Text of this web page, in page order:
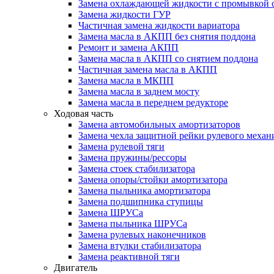
Замена охлаждающей жидкости с промывкой
Замена жидкости ГУР
Частичная замена жидкости вариатора
Замена масла в АКПП без снятия поддона
Ремонт и замена АКПП
Замена масла в АКПП со снятием поддона
Частичная замена масла в АКПП
Замена масла в МКПП
Замена масла в заднем мосту
Замена масла в переднем редукторе
Ходовая часть
Замена автомобильных амортизаторов
Замена чехла защитной рейки рулевого
Замена рулевой тяги
Замена пружины/рессоры
Замена стоек стабилизатора
Замена опоры/стойки амортизатора
Замена пыльника амортизатора
Замена подшипника ступицы
Замена ШРУСа
Замена пыльника ШРУСа
Замена рулевых наконечников
Замена втулки стабилизатора
Замена реактивной тяги
Двигатель